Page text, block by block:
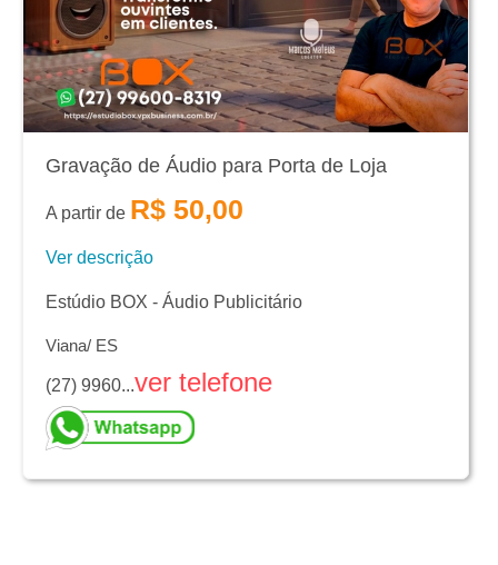
Gravação de Áudio para Porta de Loja
A partir de R$ 50,00
Ver descrição
Estúdio BOX - Áudio Publicitário
Viana/ ES
(27) 9960...ver telefone